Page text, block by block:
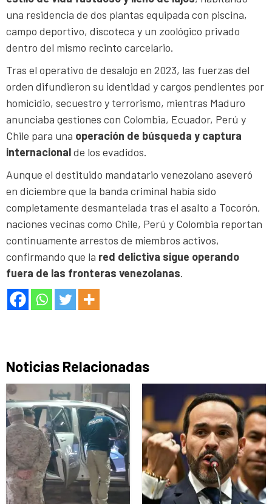
una residencia de dos plantas equipada con piscina,
campo deportivo, discoteca y un zoológico privado
dentro del mismo recinto carcelario.
Tras el operativo de desalojo en 2023, las fuerzas del
orden difundieron su identidad y cargos pendientes por
homicidio, secuestro y terrorismo, mientras Maduro
anunciaba gestiones con Colombia, Ecuador, Perú y
Chile para una operación de búsqueda y captura
internacionalde los evadidos.
Aunque el destituido mandatario venezolano aseveró
en diciembre que la banda criminal había sido
completamente desmantelada tras el asalto a Tocorón,
naciones vecinas como Chile, Perú y Colombia reportan
continuamente arrestos de miembros activos,
confirmando que la red delictiva sigue operando
fuera de las fronteras venezolanas.
Noticias Relacionadas